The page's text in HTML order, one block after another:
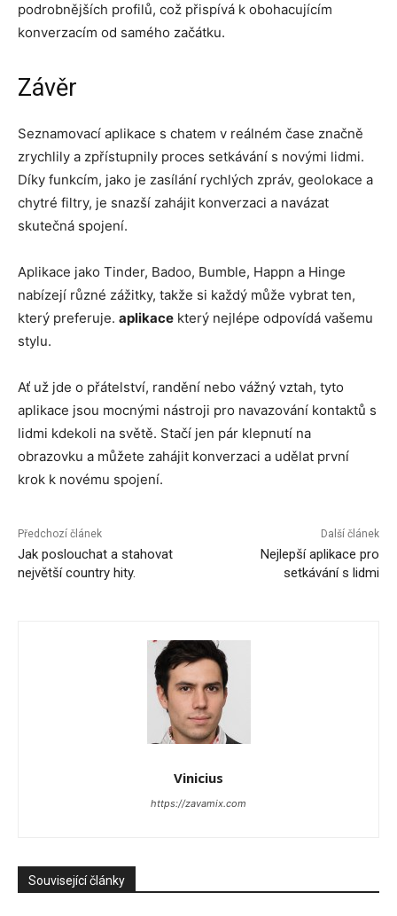
podrobnějších profilů, což přispívá k obohacujícím
konverzacím od samého začátku.
Závěr
Seznamovací aplikace s chatem v reálném čase značně
zrychlily a zpřístupnily proces setkávání s novými lidmi.
Díky funkcím, jako je zasílání rychlých zpráv, geolokace a
chytré filtry, je snazší zahájit konverzaci a navázat
skutečná spojení.
Aplikace jako Tinder, Badoo, Bumble, Happn a Hinge
nabízejí různé zážitky, takže si každý může vybrat ten,
který preferuje. aplikace který nejlépe odpovídá vašemu
stylu.
Ať už jde o přátelství, randění nebo vážný vztah, tyto
aplikace jsou mocnými nástroji pro navazování kontaktů s
lidmi kdekoli na světě. Stačí jen pár klepnutí na
obrazovku a můžete zahájit konverzaci a udělat první
krok k novému spojení.
Předchozí článek
Jak poslouchat a stahovat
největší country hity.
Další článek
Nejlepší aplikace pro
setkávání s lidmi
Vinicius
https://zavamix.com
Související články